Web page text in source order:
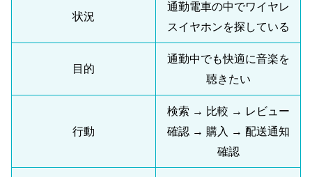
状況
通勤電車の中でワイヤレ
スイヤホンを探している
目的
通勤中でも快適に音楽を
聴きたい
行動
検索 → 比較 → レビュー
確認 → 購入 → 配送通知
確認